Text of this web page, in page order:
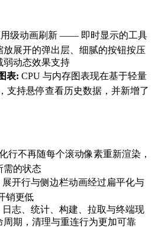
级动画刷新 —— 即时显示的工具
展开的弹出层、细腻的按钮按压
弱动态效果支持
表: CPU 与内存图表现在基于轻量
支持悬停查看历史数据，并新增了
行不再随每个滚动像素重新渲染，
需的状态
展开行与侧边栏动画经过扁平化与
销更低
日志、统计、构建、拉取与终端现
周期，清理与重连行为更加可靠